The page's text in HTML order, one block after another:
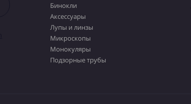
Бинокли
Аксессуары
Лупы и линзы
Микроскопы
Монокуляры
Подзорные трубы